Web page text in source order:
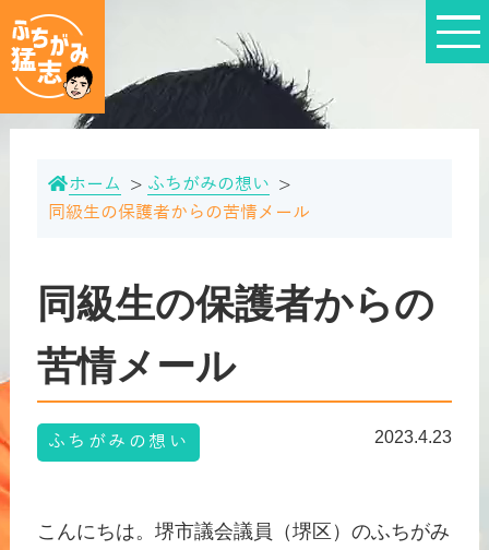
ホーム
ふちがみの想い
同級生の保護者からの苦情メール
同級生の保護者からの
苦情メール
ふちがみの想い 2023.4.23
こんにちは。堺市議会議員（堺区）のふちがみ